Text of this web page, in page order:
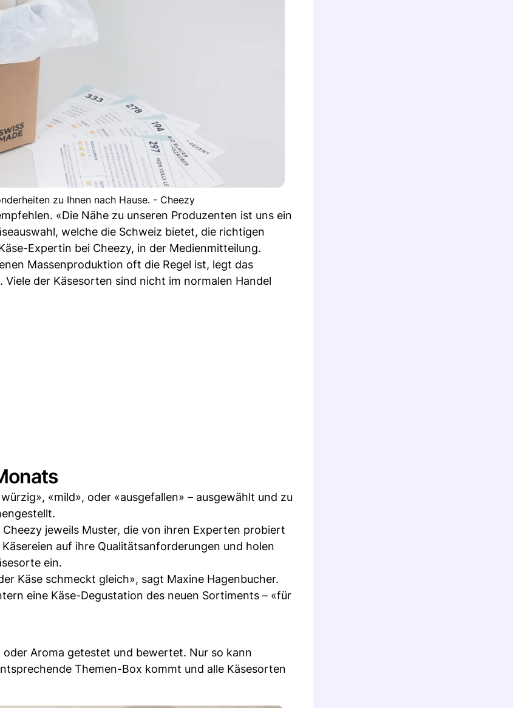
zu Ihnen nach Hause. - Cheezy
«Die Nähe zu unseren Produzenten ist uns ein
welche die Schweiz bietet, die richtigen
Expertin bei Cheezy, in der Medienmitteilung.
Massenproduktion oft die Regel ist, legt das
der Käsesorten sind nicht im normalen Handel
«mild», oder «ausgefallen» – ausgewählt und zu
jeweils Muster, die von ihren Experten probiert
auf ihre Qualitätsanforderungen und holen
ein.
Käse schmeckt gleich», sagt Maxine Hagenbucher.
eine Käse-Degustation des neuen Sortiments – «für
Aroma getestet und bewertet. Nur so kann
Themen-Box kommt und alle Käsesorten